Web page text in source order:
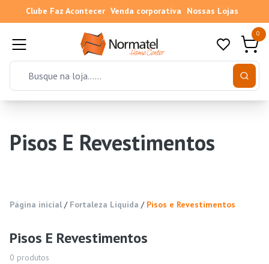
Clube Faz Acontecer Venda corporativa Nossas Lojas
0
Pisos E Revestimentos
Página inicial / Fortaleza Liquida / Pisos e Revestimentos
Pisos E Revestimentos
0 produtos